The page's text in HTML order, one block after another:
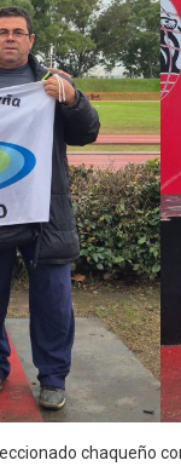
chaqueño